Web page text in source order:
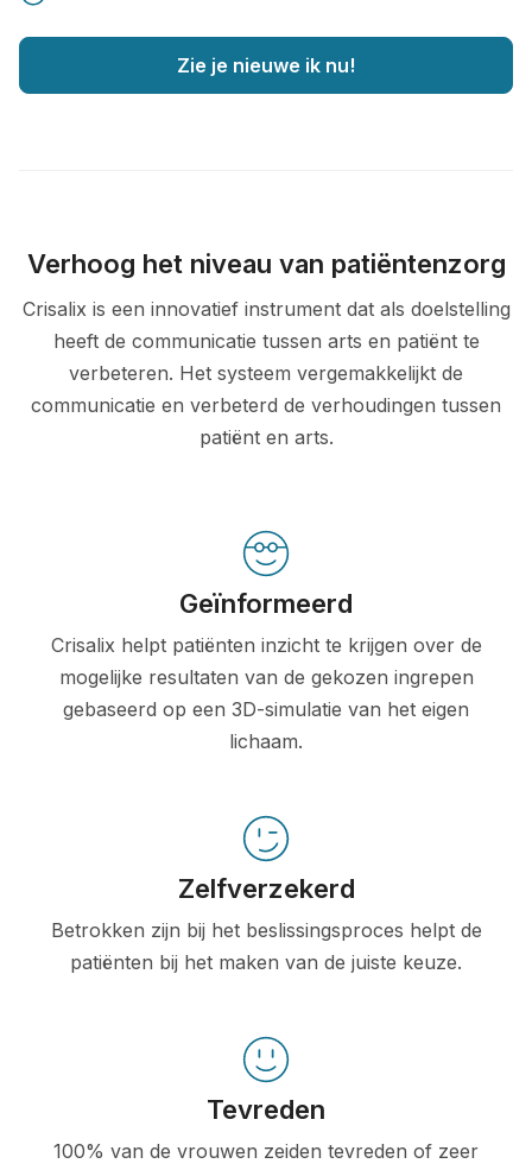
Zie je nieuwe ik nu!
Verhoog het niveau van patiëntenzorg
Crisalix is een innovatief instrument dat als doelstelling
heeft de communicatie tussen arts en patiënt te
verbeteren. Het systeem vergemakkelijkt de
communicatie en verbeterd de verhoudingen tussen
patiënt en arts.
Geïnformeerd
Crisalix helpt patiënten inzicht te krijgen over de
mogelijke resultaten van de gekozen ingrepen
gebaseerd op een 3D-simulatie van het eigen
lichaam.
Zelfverzekerd
Betrokken zijn bij het beslissingsproces helpt de
patiënten bij het maken van de juiste keuze.
Tevreden
100% van de vrouwen zeiden tevreden of zeer